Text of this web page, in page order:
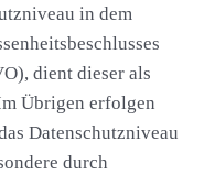
in dem
dient dieser als
Übrigen erfolgen
Datenschutzniveau
durch